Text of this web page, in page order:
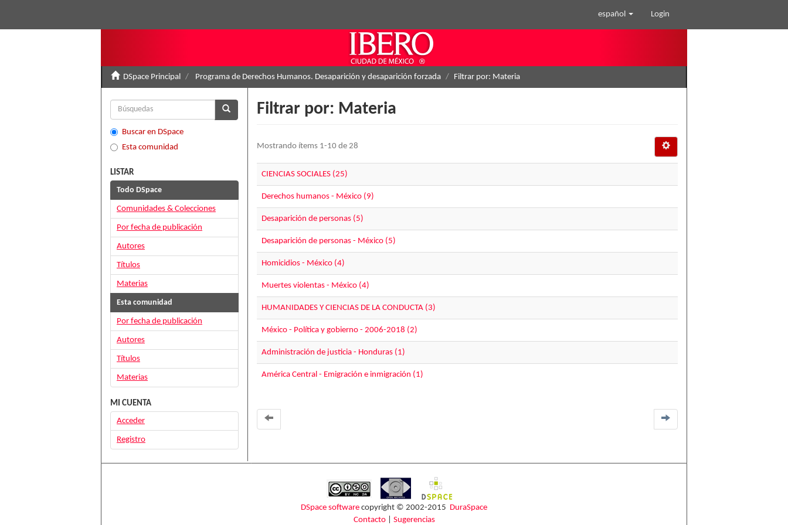
español Login
DSpace Principal Programa de Derechos Humanos. Desaparición y desaparición forzada Filtrar por: Materia
Filtrar por: Materia
Mostrando ítems 1-10 de 28
CIENCIAS SOCIALES (25)
Derechos humanos - México (9)
Desaparición de personas (5)
Desaparición de personas - México (5)
Homicidios - México (4)
Muertes violentas - México (4)
HUMANIDADES Y CIENCIAS DE LA CONDUCTA (3)
México - Política y gobierno - 2006-2018 (2)
Administración de justicia - Honduras (1)
América Central - Emigración e inmigración (1)
Buscar en DSpace
Esta comunidad
LISTAR
Todo DSpace
Comunidades & Colecciones
Por fecha de publicación
Autores
Títulos
Materias
Esta comunidad
Por fecha de publicación
Autores
Títulos
Materias
MI CUENTA
Acceder
Registro
DSpace software copyright © 2002-2015 DuraSpace
Contacto| Sugerencias